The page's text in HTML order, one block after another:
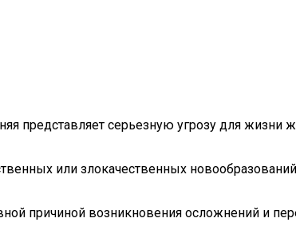
представляет серьезную угрозу для жизни
или злокачественных новообразований
причиной возникновения осложнений и